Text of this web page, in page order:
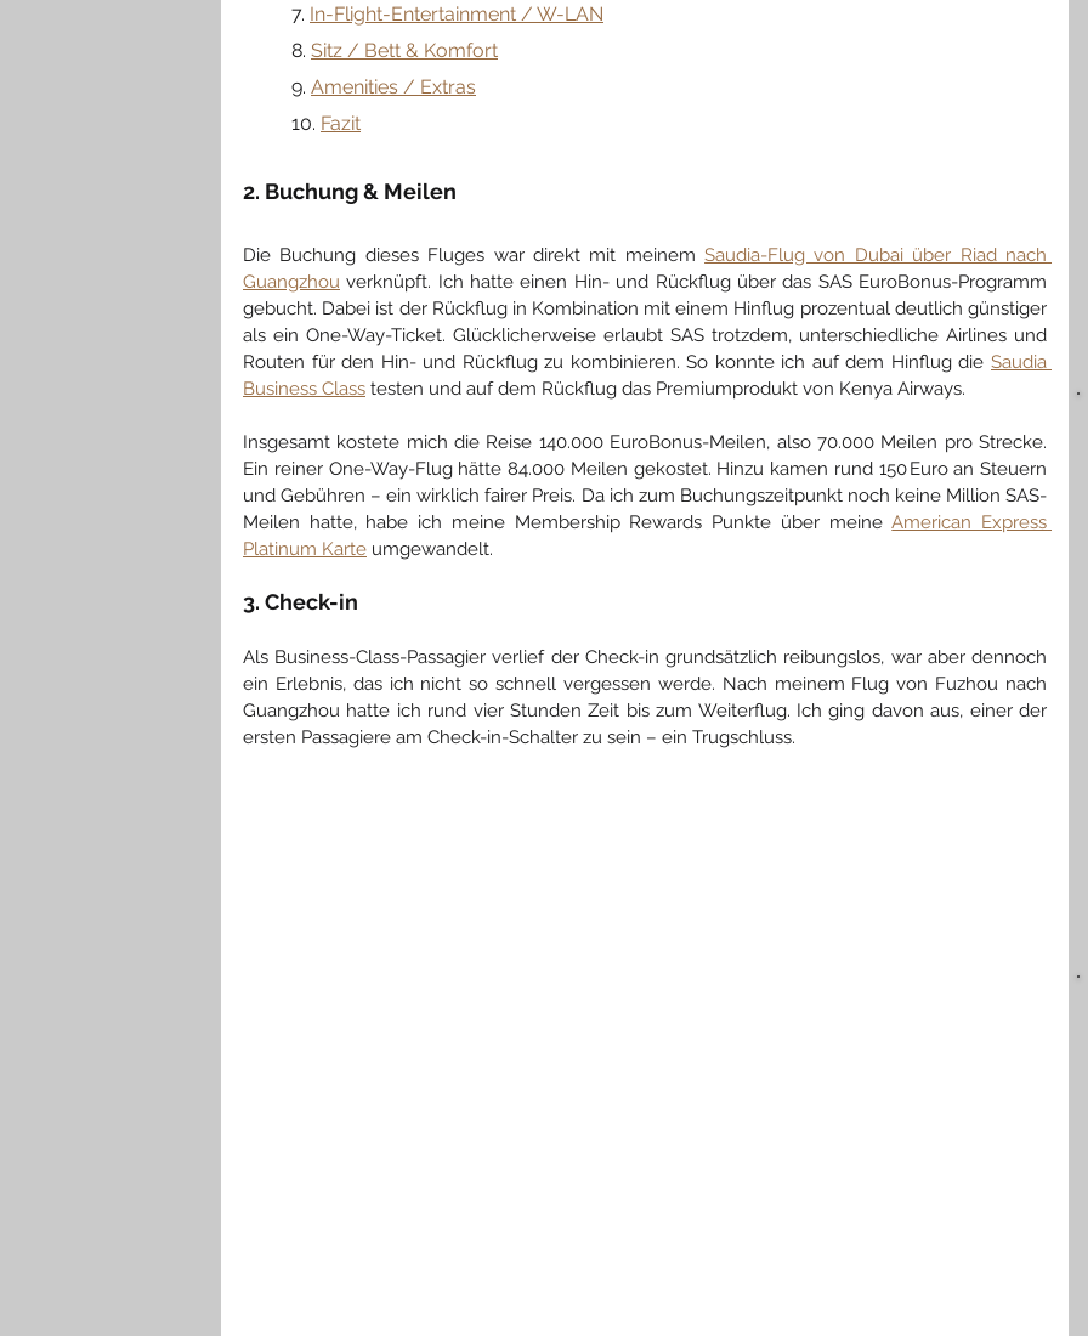
7. In-Flight-Entertainment / W-LAN
	8.
Sitz / Bett & Komfort
	9.
Amenities / Extras
	10.
Fazit
2. Buchung & Meilen
Die Buchung dieses Fluges war direkt mit meinem Saudia-Flug von Dubai über Riad nach
Guangzhou verknüpft. Ich hatte einen Hin- und Rückflug über das SAS EuroBonus-Programm
gebucht. Dabei ist der Rückflug in Kombination mit einem Hinflug prozentual deutlich günstiger
als ein One-Way-Ticket. Glücklicherweise erlaubt SAS trotzdem, unterschiedliche Airlines und
Routen für den Hin- und Rückflug zu kombinieren. So konnte ich auf dem Hinflug die Saudia
Business Class testen und auf dem Rückflug das Premiumprodukt von Kenya Airways.
Insgesamt kostete mich die Reise 140.000 EuroBonus-Meilen, also 70.000 Meilen pro Strecke.
Ein reiner One-Way-Flug hätte 84.000 Meilen gekostet. Hinzu kamen rund 150 Euro an Steuern
und Gebühren – ein wirklich fairer Preis. Da ich zum Buchungszeitpunkt noch keine Million SAS-
Meilen hatte, habe ich meine Membership Rewards Punkte über meine American Express
Platinum Karte umgewandelt.
3. Check-in
Als Business-Class-Passagier verlief der Check-in grundsätzlich reibungslos, war aber dennoch
ein Erlebnis, das ich nicht so schnell vergessen werde. Nach meinem Flug von Fuzhou nach
Guangzhou hatte ich rund vier Stunden Zeit bis zum Weiterflug. Ich ging davon aus, einer der
ersten Passagiere am Check-in-Schalter zu sein – ein Trugschluss.